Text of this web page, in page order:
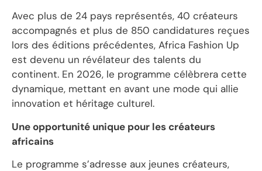
Avec plus de 24 pays représentés, 40 créateurs
accompagnés et plus de 850 candidatures reçues
lors des éditions précédentes, Africa Fashion Up
est devenu un révélateur des talents du
continent. En 2026, le programme célèbrera cette
dynamique, mettant en avant une mode qui allie
innovation et héritage culturel.
Une opportunité unique pour les créateurs
africains
Le programme s’adresse aux jeunes créateurs,